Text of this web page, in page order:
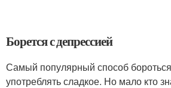
Борется с депрессией
Самый популярный способ
употреблять сладкое. Но мало кто